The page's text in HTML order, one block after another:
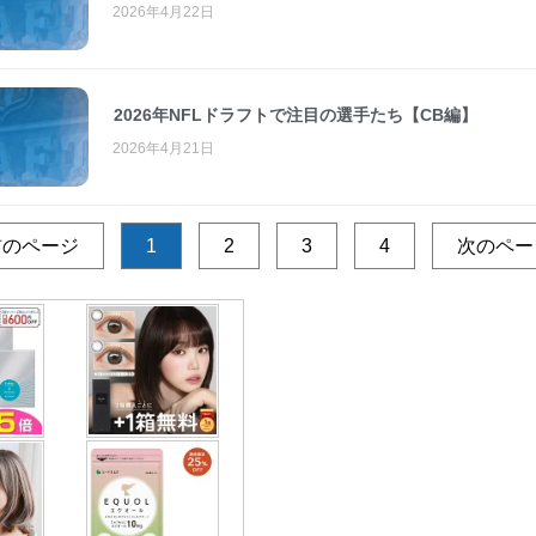
2026年4月22日
2026年NFLドラフトで注目の選手たち【CB編】
2026年4月21日
ページ 1 2 3 4 次のペ